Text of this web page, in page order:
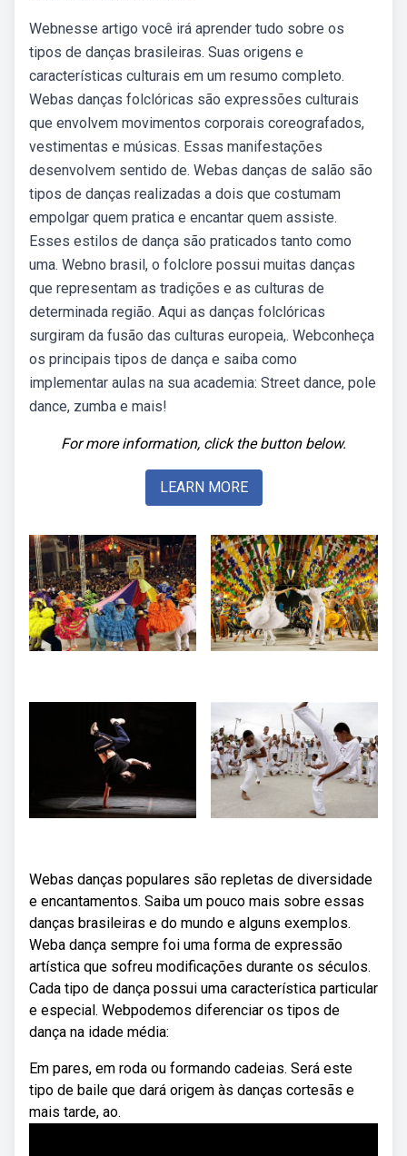
Webnesse artigo você irá aprender tudo sobre os
tipos de danças brasileiras. Suas origens e
características culturais em um resumo completo.
Webas danças folclóricas são expressões culturais
que envolvem movimentos corporais coreografados,
vestimentas e músicas. Essas manifestações
desenvolvem sentido de. Webas danças de salão são
tipos de danças realizadas a dois que costumam
empolgar quem pratica e encantar quem assiste.
Esses estilos de dança são praticados tanto como
uma. Webno brasil, o folclore possui muitas danças
que representam as tradições e as culturas de
determinada região. Aqui as danças folclóricas
surgiram da fusão das culturas europeia,. Webconheça
os principais tipos de dança e saiba como
implementar aulas na sua academia: Street dance, pole
dance, zumba e mais!
For more information, click the button below.
LEARN MORE
Webas danças populares são repletas de diversidade
e encantamentos. Saiba um pouco mais sobre essas
danças brasileiras e do mundo e alguns exemplos.
Weba dança sempre foi uma forma de expressão
artística que sofreu modificações durante os séculos.
Cada tipo de dança possui uma característica particular
e especial. Webpodemos diferenciar os tipos de
dança na idade média:
Em pares, em roda ou formando cadeias. Será este
tipo de baile que dará origem às danças cortesãs e
mais tarde, ao.